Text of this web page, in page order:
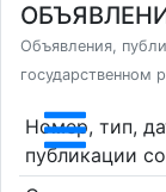
Объявления,
государственном
Номер, тип,
публикации